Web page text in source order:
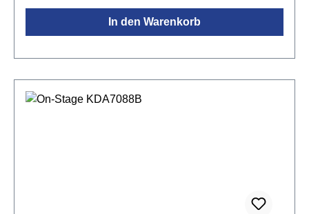
In den Warenkorb